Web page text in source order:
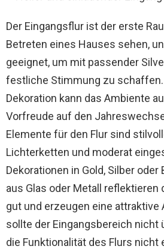
Der Eingangsflur ist der erste
Betreten eines Hauses sehen,
geeignet, um mit passender
festliche Stimmung zu
Dekoration kann das Ambiente
Vorfreude auf den
Elemente für den Flur sind
Lichterketten und moderat
Dekorationen in Gold, Silber oder
aus Glas oder Metall reflektieren
gut und erzeugen eine attraktive
sollte der Eingangsbereich nicht
die Funktionalität des Flurs nicht